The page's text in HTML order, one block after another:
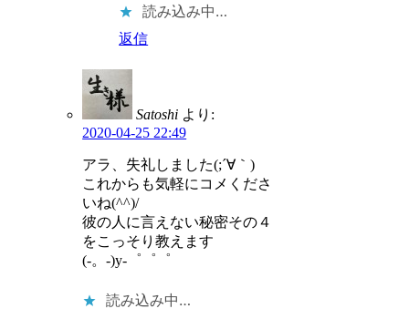
読み込み中…
返信
Satoshi より:
2020-04-25 22:49
アラ、失礼しました(;´∀｀)
これからも気軽にコメくださ
いね(^^)/
彼の人に言えない秘密その４
をこっそり教えます
(-。-)y-゜゜゜
読み込み中…